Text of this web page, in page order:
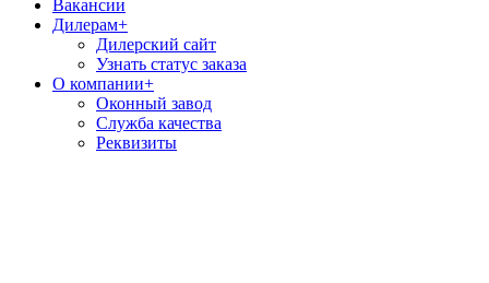
Вакансии
Дилерам+
Дилерский сайт
Узнать статус заказа
О компании+
Оконный завод
Служба качества
Реквизиты